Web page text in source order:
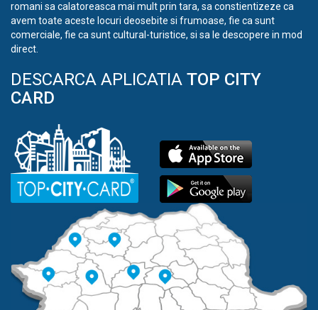
romani sa calatoreasca mai mult prin tara, sa constientizeze ca
avem toate aceste locuri deosebite si frumoase, fie ca sunt
comerciale, fie ca sunt cultural-turistice, si sa le descopere in mod
direct.
DESCARCA APLICATIA TOP CITY
CARD